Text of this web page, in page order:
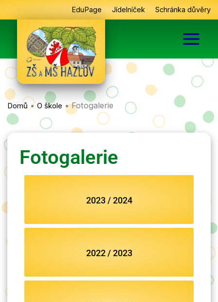
na
EduPage Jídelníček Schránka důvěry
Domů • O škole •Fotogalerie
Fotogalerie
2023 / 2024
2022 / 2023